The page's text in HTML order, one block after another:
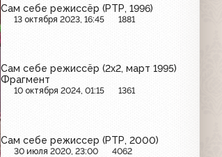
Сам себе режиссёр (РТР, 1996)
13 октября 2023, 16:45 1881
Сам себе режиссёр (2x2, март 1995)
Фрагмент
10 октября 2024, 01:15 1361
Сам себе режиссер (РТР, 2000)
30 июля 2020, 23:00 4062